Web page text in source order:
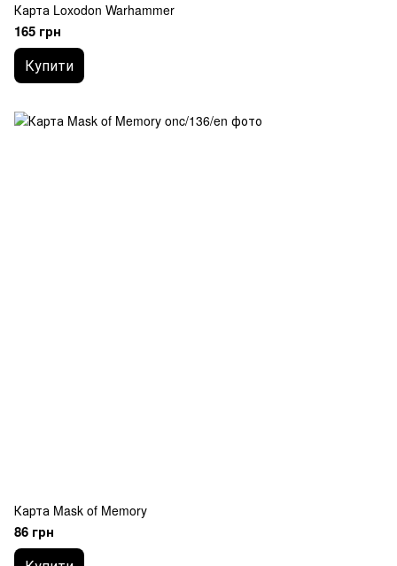
Карта Loxodon Warhammer
165 грн
Купити
Карта Mask of Memory
86 грн